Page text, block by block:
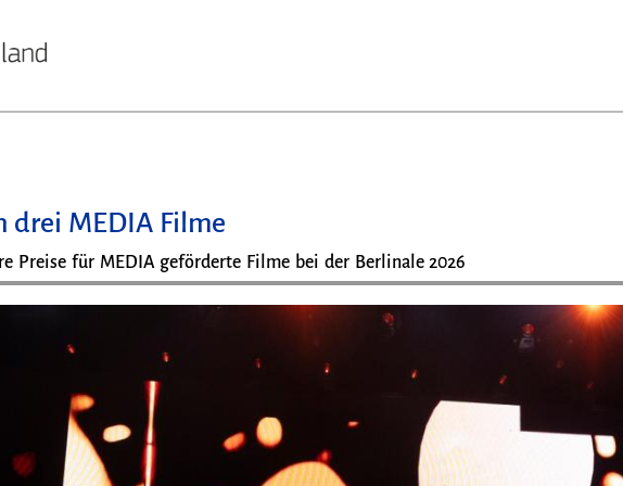
drei MEDIA Filme
Preise für MEDIA geförderte Filme bei der Berlinale 2026